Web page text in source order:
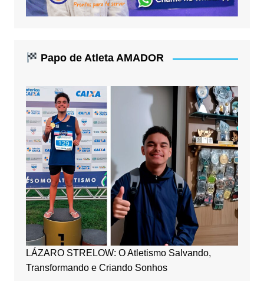
Papo de Atleta AMADOR
LÁZARO STRELOW: O Atletismo Salvando,
Transformando e Criando Sonhos